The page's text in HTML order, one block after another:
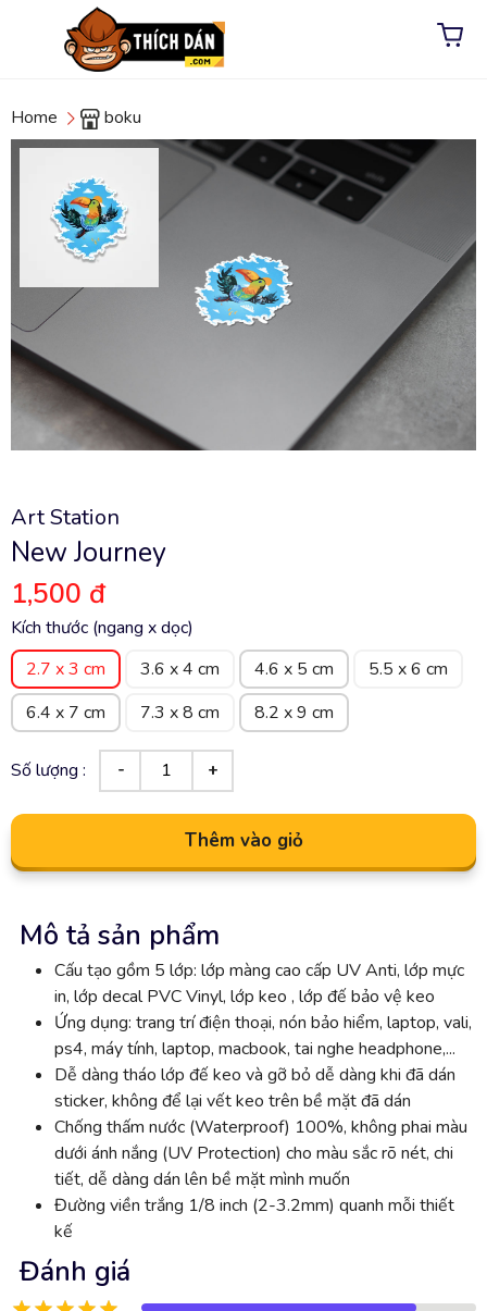
Home boku
Art Station
New Journey
1,500 đ
Kích thước (ngang x dọc)
2.7 x 3 cm
3.6 x 4 cm 4.6 x 5 cm
5.5 x 6 cm
6.4 x 7 cm
7.3 x 8 cm 8.2 x 9 cm
Số lượng :
Thêm vào giỏ
Mô tả sản phẩm
Cấu tạo gồm 5 lớp: lớp màng cao cấp UV Anti, lớp mực
in, lớp decal PVC Vinyl, lớp keo , lớp đế bảo vệ keo
Ứng dụng: trang trí điện thoại, nón bảo hiểm, laptop, vali,
ps4, máy tính, laptop, macbook, tai nghe headphone,...
Dễ dàng tháo lớp đế keo và gỡ bỏ dễ dàng khi đã dán
sticker, không để lại vết keo trên bề mặt đã dán
Chống thấm nước (Waterproof) 100%, không phai màu
dưới ánh nắng (UV Protection) cho màu sắc rõ nét, chi
tiết, dễ dàng dán lên bề mặt mình muốn
Đường viền trắng 1/8 inch (2-3.2mm) quanh mỗi thiết
kế
Đánh giá